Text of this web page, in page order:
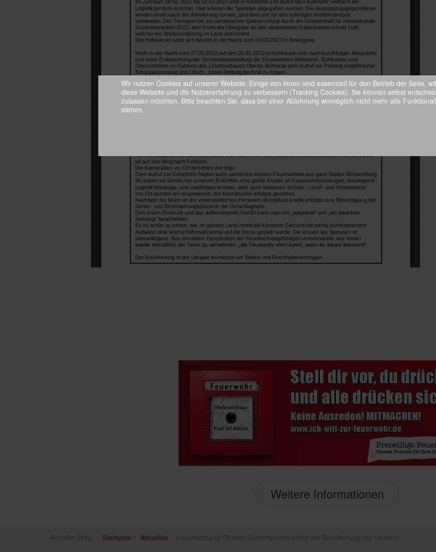
Weitere Informationen
Startseite Aktuelles
Wir nutzen Cookies auf unserer Website. Einige von ihnen sind essenziell für den Betrieb der Seite,
diese Website und die Nutzererfahrung zu verbessern (Tracking Cookies). Sie können selbst
zulassen möchten. Bitte beachten Sie, dass bei einer Ablehnung womöglich nicht mehr alle
stehen.